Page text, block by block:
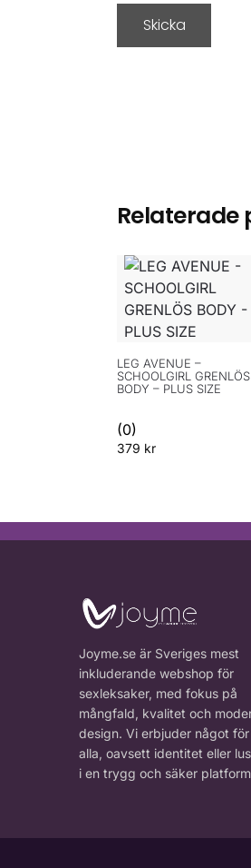
Relaterade
LEG AVENUE –
SCHOOLGIRL GRENLÖS
BODY – PLUS SIZE
(0)
379 kr
Joyme.se är Sveriges mest
inkluderande webshop för
sexleksaker, med fokus på
mångfald, kvalitet och
design. Vi erbjuder något för
alla, oavsett identitet eller
i en trygg och säker